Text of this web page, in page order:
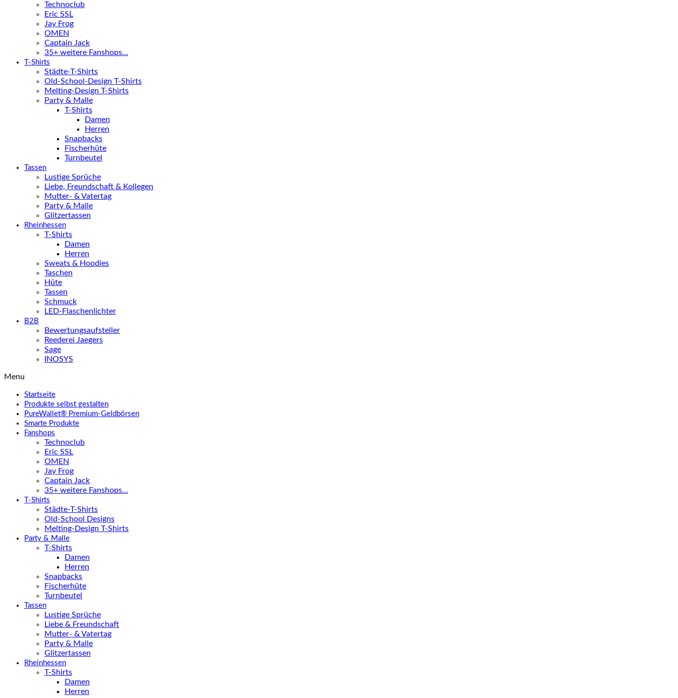
Technoclub
Eric SSL
Jay Frog
OMEN
Captain Jack
35+ weitere Fanshops…
T-Shirts
Städte-T-Shirts
Old-School-Design T-Shirts
Melting-Design T-Shirts
Party & Malle
T-Shirts
Damen
Herren
Snapbacks
Fischerhüte
Turnbeutel
Tassen
Lustige Sprüche
Liebe, Freundschaft & Kollegen
Mutter- & Vatertag
Party & Malle
Glitzertassen
Rheinhessen
T-Shirts
Damen
Herren
Sweats & Hoodies
Taschen
Hüte
Tassen
Schmuck
LED-Flaschenlichter
B2B
Bewertungsaufsteller
Reederei Jaegers
Sage
INOSYS
Menu
Startseite
Produkte selbst gestalten
PureWallet® Premium-Geldbörsen
Smarte Produkte
Fanshops
Technoclub
Eric SSL
OMEN
Jay Frog
Captain Jack
35+ weitere Fanshops…
T-Shirts
Städte-T-Shirts
Old-School Designs
Melting-Design T-Shirts
Party & Malle
T-Shirts
Damen
Herren
Snapbacks
Fischerhüte
Turnbeutel
Tassen
Lustige Sprüche
Liebe & Freundschaft
Mutter- & Vatertag
Party & Malle
Glitzertassen
Rheinhessen
T-Shirts
Damen
Herren